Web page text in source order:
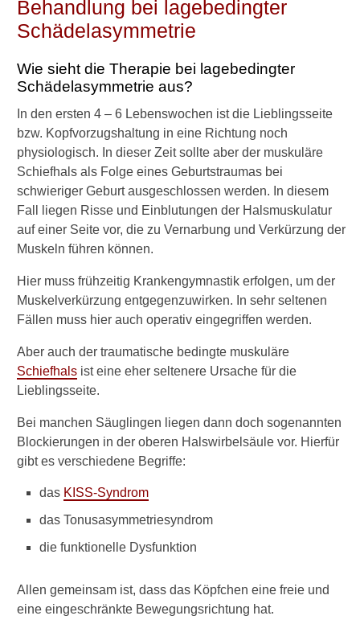
Behandlung bei lagebedingter
Schädelasymmetrie
Wie sieht die Therapie bei lagebedingter
Schädelasymmetrie aus?
In den ersten 4 – 6 Lebenswochen ist die Lieblingsseite
bzw. Kopfvorzugshaltung in eine Richtung noch
physiologisch. In dieser Zeit sollte aber der muskuläre
Schiefhals als Folge eines Geburtstraumas bei
schwieriger Geburt ausgeschlossen werden. In diesem
Fall liegen Risse und Einblutungen der Halsmuskulatur
auf einer Seite vor, die zu Vernarbung und Verkürzung der
Muskeln führen können.
Hier muss frühzeitig Krankengymnastik erfolgen, um der
Muskelverkürzung entgegenzuwirken. In sehr seltenen
Fällen muss hier auch operativ eingegriffen werden.
Aber auch der traumatische bedingte muskuläre
Schiefhals ist eine eher seltenere Ursache für die
Lieblingsseite.
Bei manchen Säuglingen liegen dann doch sogenannten
Blockierungen in der oberen Halswirbelsäule vor. Hierfür
gibt es verschiedene Begriffe:
das KISS-Syndrom
das Tonusasymmetriesyndrom
die funktionelle Dysfunktion
Allen gemeinsam ist, dass das Köpfchen eine freie und
eine eingeschränkte Bewegungsrichtung hat.
n
n
d
s
s
i
n
?
i
e
w
i
d
e
n
n
g
e
o
r
e
e
S
h
e
f
h